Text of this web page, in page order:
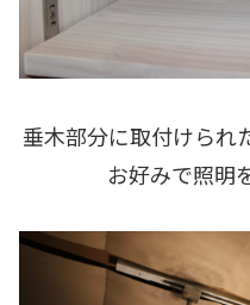
垂木部分に取付けられ
お好みで照明